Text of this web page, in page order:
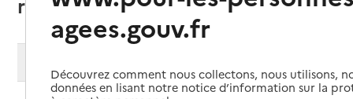
agees.gouv.fr
Découvrez comment nous collectons, nous utilisons,
données en lisant notre notice d’information sur la